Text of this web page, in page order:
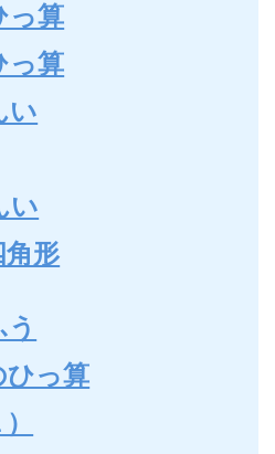
算
算
い
い
形
っ算